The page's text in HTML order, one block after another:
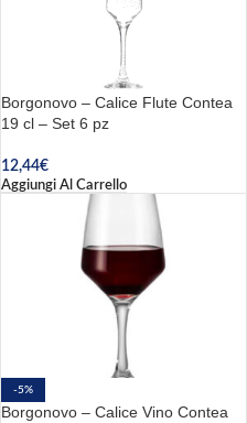
Borgonovo – Calice Flute Contea
19 cl – Set 6 pz
12,44€
Aggiungi Al Carrello
-5%
Borgonovo – Calice Vino Contea